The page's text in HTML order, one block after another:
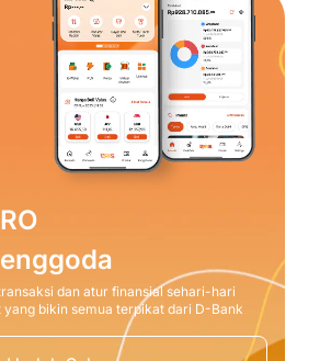
dan atur finansial sehari-hari
yang bikin semua terpikat dari D-Bank